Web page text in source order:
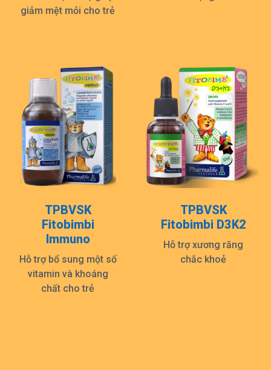
giảm mệt mỏi cho trẻ
TPBVSK
Fitobimbi
Immuno
Hỗ trợ bổ sung một số
vitamin và khoáng
chất cho trẻ
TPBVSK
Fitobimbi D3K2
Hỗ trợ xương răng
chắc khoẻ